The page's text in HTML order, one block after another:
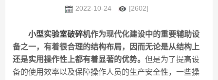
2022-10-24 [2602]
小型实验室破碎机作为现代化建设中的重要辅助设
备之一，有着很合理的结构布局，因而无论是从结构上
还是实用操作性上都有着显著的优势。但是为了提高设
备的使用效率以及保障操作人员的生产安全性，一些操